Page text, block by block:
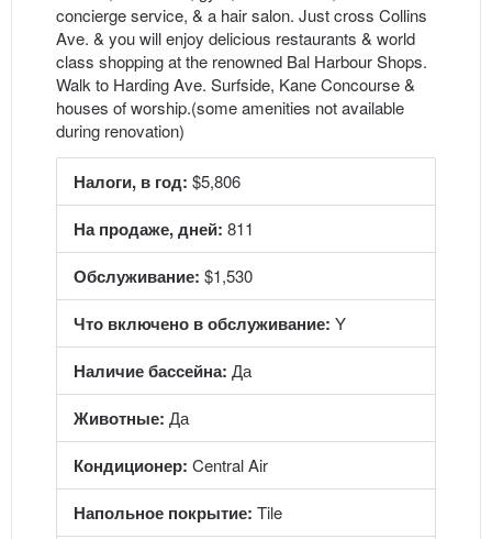
concierge service, & a hair salon. Just cross Collins
Ave. & you will enjoy delicious restaurants & world
class shopping at the renowned Bal Harbour Shops.
Walk to Harding Ave. Surfside, Kane Concourse &
houses of worship.(some amenities not available
during renovation)
Налоги, в год: $5,806
На продаже, дней: 811
Обслуживание: $1,530
Что включено в обслуживание: Y
Наличие бассейна: Да
Животные: Да
Кондиционер: Central Air
Напольное покрытие: Tile